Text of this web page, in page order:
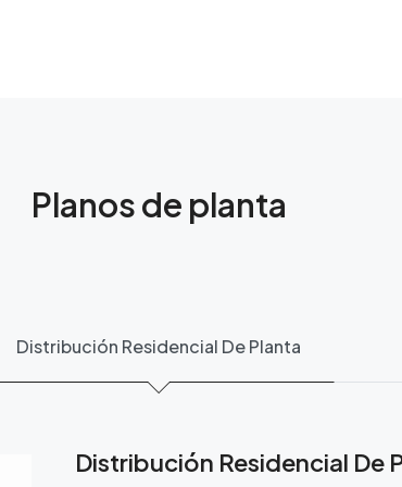
Planos de planta
Distribución Residencial De Planta
Distribución Residencial De